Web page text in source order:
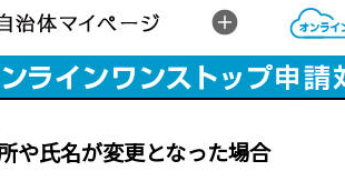
や氏名が変更となった場合